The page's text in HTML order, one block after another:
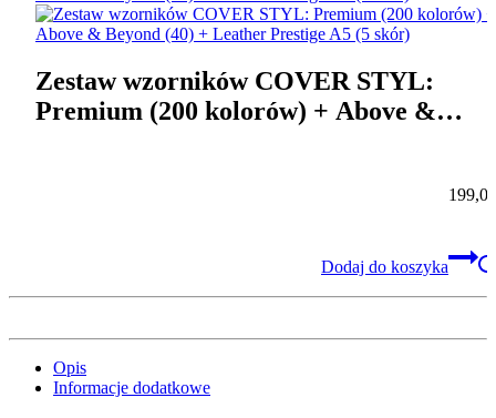
Zestaw wzorników COVER STYL:
Premium (200 kolorów) + Above &
Dodaj do koszyka
Opis
Informacje dodatkowe